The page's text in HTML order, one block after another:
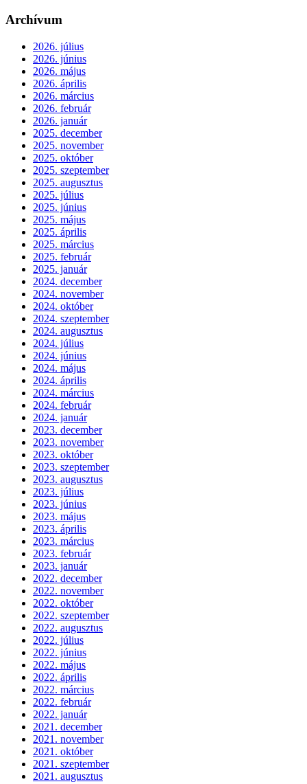
Archívum
2026. július
2026. június
2026. május
2026. április
2026. március
2026. február
2026. január
2025. december
2025. november
2025. október
2025. szeptember
2025. augusztus
2025. július
2025. június
2025. május
2025. április
2025. március
2025. február
2025. január
2024. december
2024. november
2024. október
2024. szeptember
2024. augusztus
2024. július
2024. június
2024. május
2024. április
2024. március
2024. február
2024. január
2023. december
2023. november
2023. október
2023. szeptember
2023. augusztus
2023. július
2023. június
2023. május
2023. április
2023. március
2023. február
2023. január
2022. december
2022. november
2022. október
2022. szeptember
2022. augusztus
2022. július
2022. június
2022. május
2022. április
2022. március
2022. február
2022. január
2021. december
2021. november
2021. október
2021. szeptember
2021. augusztus